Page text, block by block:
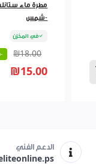
-شمس
في المخزن
₪18.00
-17%
₪15.00
الدعم الفني